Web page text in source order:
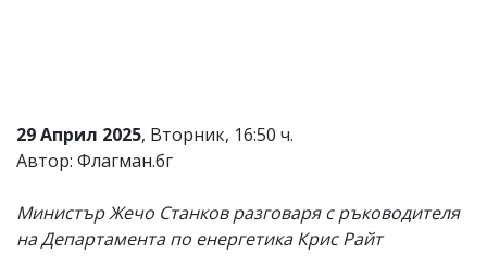
читателите
и
носи
отговорност
29 Април 2025, Вторник, 16:50 ч.
Автор: Флагман.бг
Министър Жечо Станков разговаря с ръководителя
на Департамента по енергетика Крис Райт